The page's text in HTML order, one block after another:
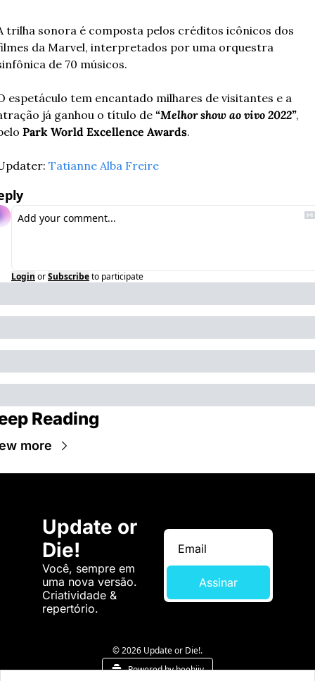
trilha sonora é composta pelos créditos icônicos dos
da Marvel, interpretados por uma orquestra
de 70 músicos.
espetáculo tem encantado milhares de visitantes e a
já ganhou o título de “Melhor show ao vivo 2022”,
Park World Excellence Awards.
Tatianne Alba Freire
Login orSubscribeto participate
Reading
more
Update or
Die!
Você, sempre em
uma nova versão.
Criatividade &
repertório.
Assinar
© 2026 Update or Die!.
Powered by beehiiv